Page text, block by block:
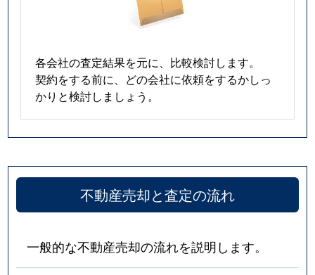
各会社の査定結果を元に、比較検討します。
契約をする前に、どの会社に依頼をするかしっ
かりと検討しましょう。
不動産売却と査定の流れ
一般的な不動産売却の流れを説明します。